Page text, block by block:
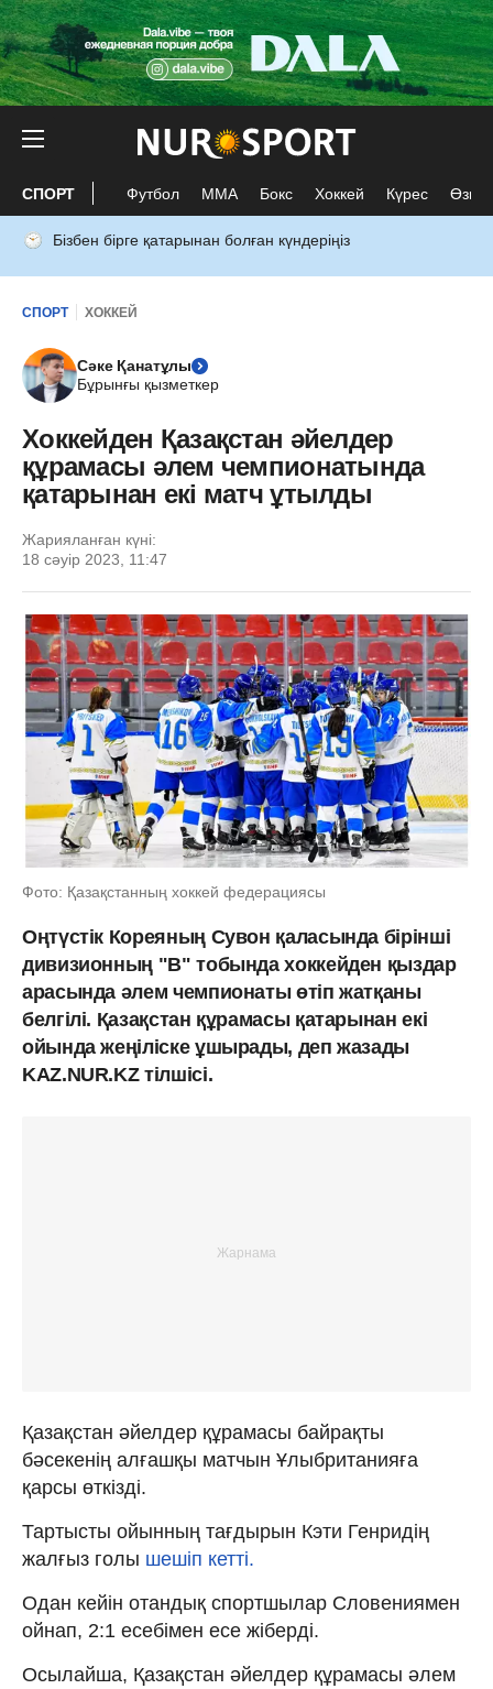
СПОРТ Футбол ММА Бокс Хоккей Күрес Өзге
Бізбен бірге қатарынан болған күндеріңіз
СПОРТ ХОККЕЙ
Сәке Қанатұлы
Бұрынғы қызметкер
Хоккейден Қазақстан әйелдер
құрамасы әлем чемпионатында
қатарынан екі матч ұтылды
Жарияланған күні:
18 сәуір 2023, 11:47
Фото: Қазақстанның хоккей федерациясы
Оңтүстік Кореяның Сувон қаласында бірінші
дивизионның "В" тобында хоккейден қыздар
арасында әлем чемпионаты өтіп жатқаны
белгілі. Қазақстан құрамасы қатарынан екі
ойында жеңіліске ұшырады, деп жазады
KAZ.NUR.KZ тілшісі.
Қазақстан әйелдер құрамасы байрақты
бәсекенің алғашқы матчын Ұлыбританияға
қарсы өткізді.
Тартысты ойынның тағдырын Кэти Генридің
жалғыз голы шешіп кетті.
Одан кейін отандық спортшылар Словениямен
ойнап, 2:1 есебімен есе жіберді.
Осылайша, Қазақстан әйелдер құрамасы әлем